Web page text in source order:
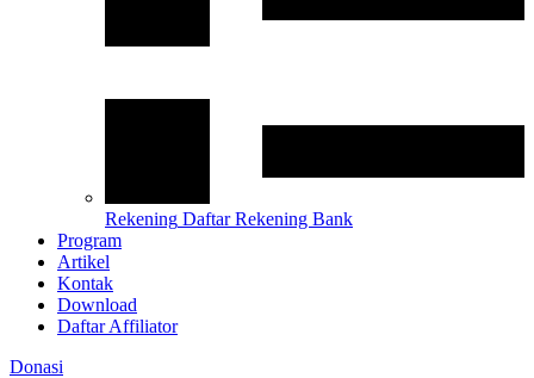
Rekening Daftar Rekening Bank
Program
Artikel
Kontak
Download
Daftar Affiliator
Donasi